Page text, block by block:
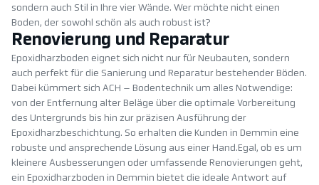
sondern auch Stil in Ihre vier Wände. Wer möchte nicht einen
Boden, der sowohl schön als auch robust ist?
Renovierung und Reparatur
Epoxidharzboden eignet sich nicht nur für Neubauten, sondern
auch perfekt für die Sanierung und Reparatur bestehender Böden.
Dabei kümmert sich ACH – Bodentechnik um alles Notwendige:
von der Entfernung alter Beläge über die optimale Vorbereitung
des Untergrunds bis hin zur präzisen Ausführung der
Epoxidharzbeschichtung. So erhalten die Kunden in Demmin eine
robuste und ansprechende Lösung aus einer Hand.Egal, ob es um
kleinere Ausbesserungen oder umfassende Renovierungen geht,
ein Epoxidharzboden in Demmin bietet die ideale Antwort auf